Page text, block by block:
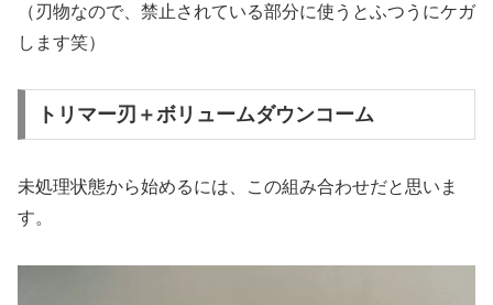
（刃物なので、禁止されている部分に使うとふつうにケガ
します笑）
トリマー刃＋ボリュームダウンコーム
未処理状態から始めるには、この組み合わせだと思いま
す。